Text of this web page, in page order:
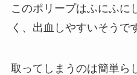
このポリープはふにふに
く、出血しやすいそうで
取ってしまうのは簡単ら